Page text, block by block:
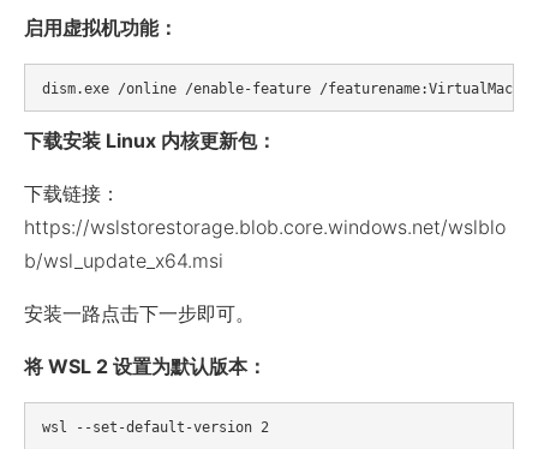
启用虚拟机功能：
下载安装 Linux 内核更新包：
下载链接：
https://wslstorestorage.blob.core.windows.net/wslblo
b/wsl_update_x64.msi
安装一路点击下一步即可。
将 WSL 2 设置为默认版本：